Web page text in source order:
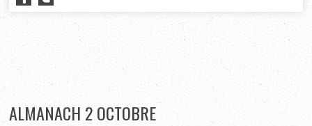
ALMANACH 2 OCTOBRE